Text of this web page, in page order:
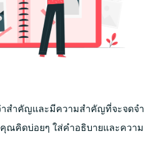
สำคัญและมีความสำคัญที่จะจดจำ
ณคิดบ่อยๆ ใส่คำอธิบายและความ